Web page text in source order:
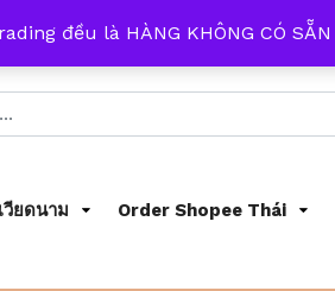
วียดนาม Order Shopee Thái
đều là HÀNG KHÔNG CÓ SẴN